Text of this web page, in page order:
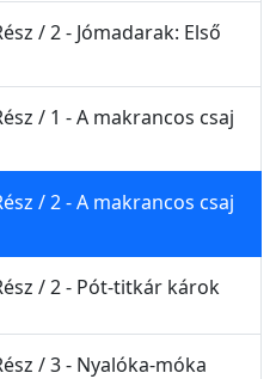
/ 2 - Jómadarak: Első
/ 1 - A makrancos csaj
/ 2 - A makrancos csaj
/ 2 - Pót-titkár károk
/ 3 - Nyalóka-móka